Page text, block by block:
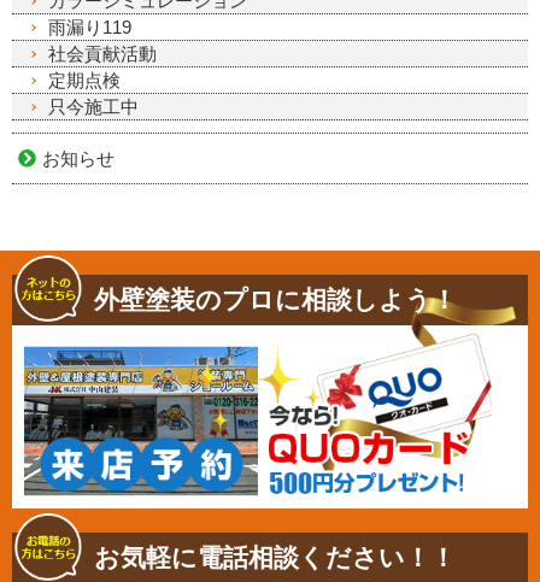
雨漏り119
社会貢献活動
定期点検
只今施工中
お知らせ
外壁塗装のプロに相談しよう！
お気軽に電話相談ください！！